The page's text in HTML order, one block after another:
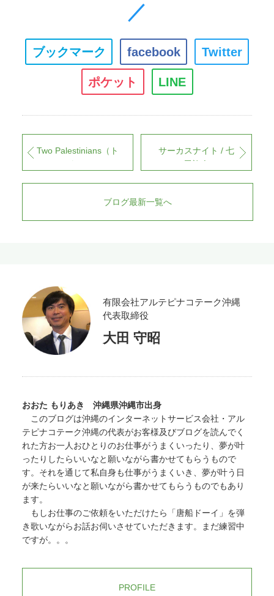
／
ブックマーク facebook Twitter
ポケット LINE
サーカスナイト / 七
尾旅人
Two Palestinians（ト
ゥー・パレスチニア
ブログ最新一覧へ
有限会社アルテピナコテーク沖縄
代表取締役
大田 守昭
おおた もりあき 沖縄県沖縄市出身
このブログは沖縄のインターネットサービス会社・アル
テピナコテーク沖縄の代表がお客様及びブログを読んでく
れた方お一人おひとりのお仕事がうまくいったり、夢が叶
ったりしたらいいなと願いながら書かせてもらうもので
す。それを通じて私自身も仕事がうまくいき、夢が叶う日
が来たらいいなと願いながら書かせてもらうものでもあり
ます。
もしお仕事のご依頼をいただけたら「唐船ドーイ」を弾
き歌いながらお話お伺いさせていただきます。まだ練習中
ですが。。。
PROFILE